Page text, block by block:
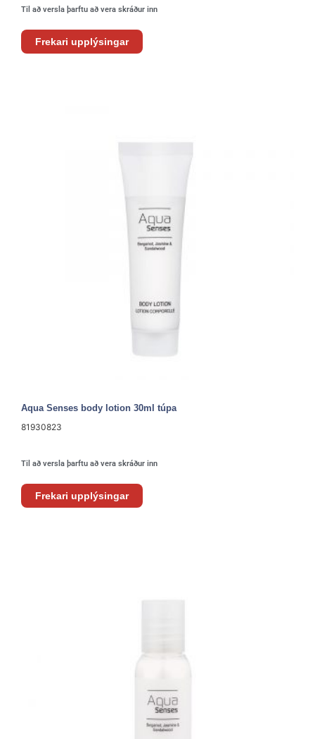
Til að versla þarftu að vera skráður inn
Frekari upplýsingar
Aqua Senses body lotion 30ml túpa
81930823
Til að versla þarftu að vera skráður inn
Frekari upplýsingar